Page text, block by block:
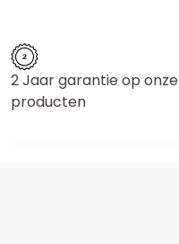
2 Jaar garantie op onze
producten